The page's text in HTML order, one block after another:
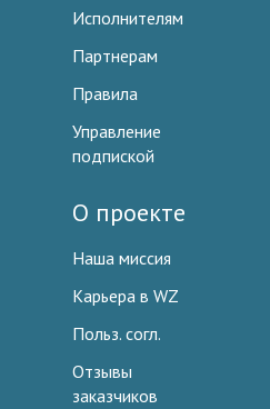
Исполнителям
Партнерам
Правила
Управление
подпиской
О проекте
Наша миссия
Карьера в WZ
Польз. согл.
Отзывы
заказчиков